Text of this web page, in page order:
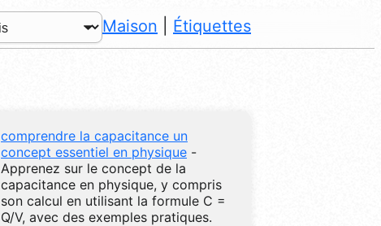
Maison Étiquettes
comprendre la capacitance un
concept essentiel en physique -
Apprenez sur le concept de la
capacitance en physique, y compris
son calcul en utilisant la formule C =
Q/V, avec des exemples pratiques.